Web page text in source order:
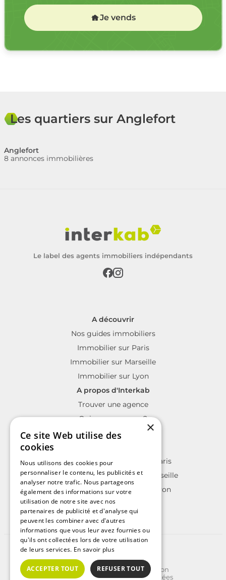
Je vends
Les quartiers sur Anglefort
Anglefort
8 annonces immobilières
Le label des agents immobiliers indépendants
A découvrir
Nos guides immobiliers
Immobilier sur Paris
Immobilier sur Marseille
Immobilier sur Lyon
A propos d'Interkab
Trouver une agence
Qui sommes nous?
La charte Interkab
Annonces immobilières sur Paris
Annonces immobilières sur Marseille
Annonces immobilières sur Lyon
©2025 | Tous droits réservés
Plan du site
Conditions Générales d'Utilisation
Politique de protection des données
×
Ce site Web utilise des
cookies
Nous utilisons des cookies pour
personnaliser le contenu, les publicités et
analyser notre trafic. Nous partageons
également des informations sur votre
utilisation de notre site avec nos
partenaires de publicité et d'analyse qui
peuvent les combiner avec d'autres
informations que vous leur avez fournies ou
qu'ils ont collectées lors de votre utilisation
de leurs services. En savoir plus
ACCEPTER TOUT REFUSER TOUT